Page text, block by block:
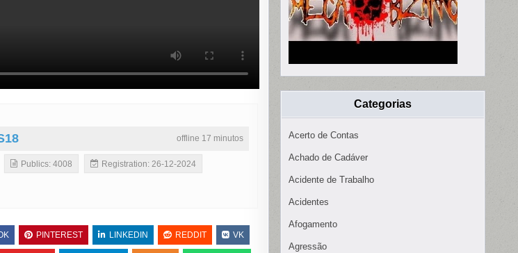
offline 17 minutos
Publics: 4008 Registration: 26-12-2024
PINTEREST LINKEDIN REDDIT VK
Categorias
Acerto de Contas
Achado de Cadáver
Acidente de Trabalho
Acidentes
Afogamento
Agressão